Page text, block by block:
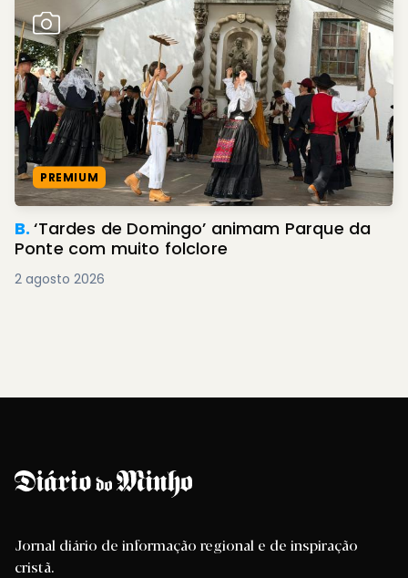
PREMIUM
B.‘Tardes de Domingo’ animam Parque da
Ponte com muito folclore
2 agosto 2026
Jornal diário de informação regional e de inspiração
cristã.